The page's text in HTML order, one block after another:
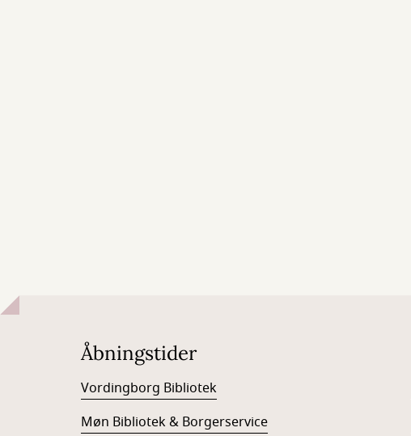
Åbningstider
Vordingborg Bibliotek
Møn Bibliotek & Borgerservice